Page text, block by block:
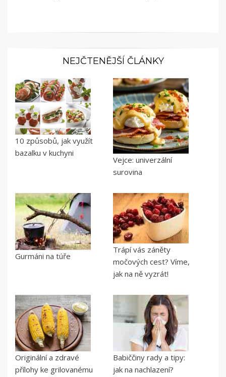
NEJČTENĚJŠÍ ČLÁNKY
10 způsobů, jak využít
bazalku v kuchyni
Vejce: univerzální
surovina
Gurmáni na túře
Trápí vás záněty
močových cest? Víme,
jak na ně vyzrát!
Originální a zdravé
přílohy ke grilovanému
Babiččiny rady a tipy:
jak na nachlazení?